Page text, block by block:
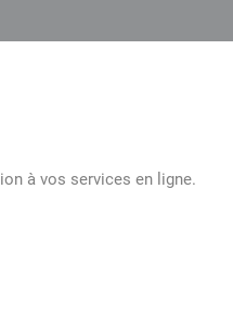
à vos services en ligne.